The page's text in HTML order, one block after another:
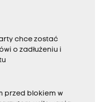
chce zostać
o zadłużeniu i
przed blokiem w